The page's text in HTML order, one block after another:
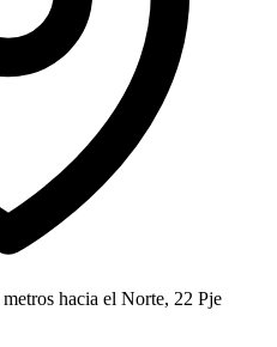
hacia el Norte, 22 Pje